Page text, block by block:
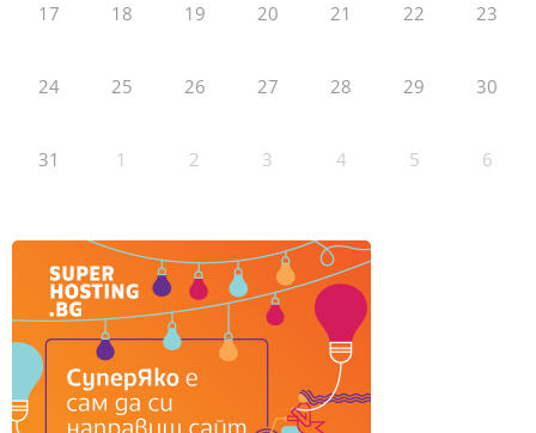
17 18 19 20 21 22 23
24 25 26 27 28 29 30
31 1 2 3 4 5 6